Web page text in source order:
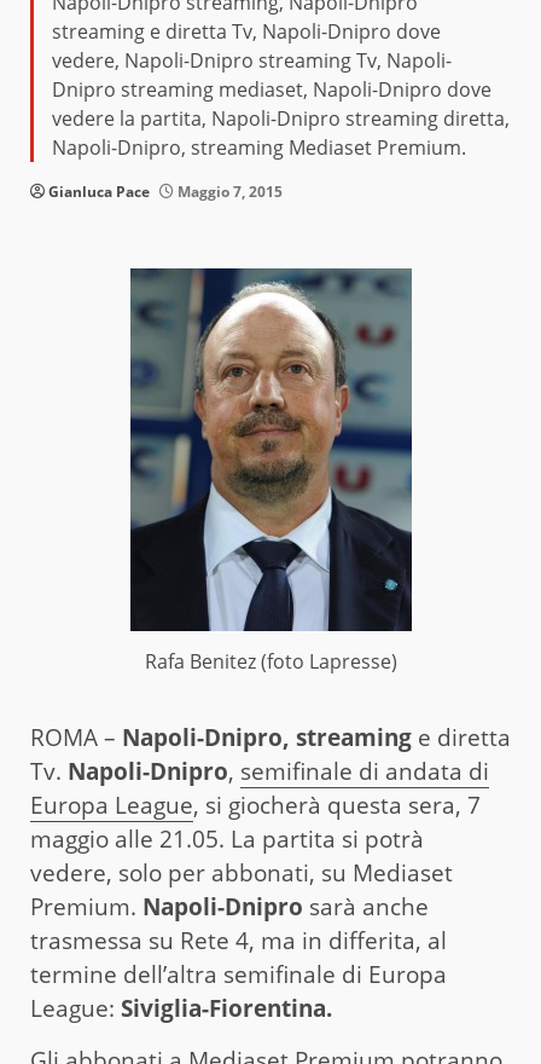
streaming e diretta Tv, Napoli-Dnipro dove
vedere, Napoli-Dnipro streaming Tv, Napoli-
Dnipro streaming mediaset, Napoli-Dnipro dove
vedere la partita, Napoli-Dnipro streaming diretta,
Napoli-Dnipro, streaming Mediaset Premium.
Gianluca Pace Maggio 7, 2015
Rafa Benitez (foto Lapresse)
ROMA – Napoli-Dnipro, streaming e diretta
Tv. Napoli-Dnipro, semifinale di andata di
Europa League, si giocherà questa sera, 7
maggio alle 21.05. La partita si potrà
vedere, solo per abbonati, su Mediaset
Premium. Napoli-Dnipro sarà anche
trasmessa su Rete 4, ma in differita, al
termine dell’altra semifinale di Europa
League: Siviglia-Fiorentina.